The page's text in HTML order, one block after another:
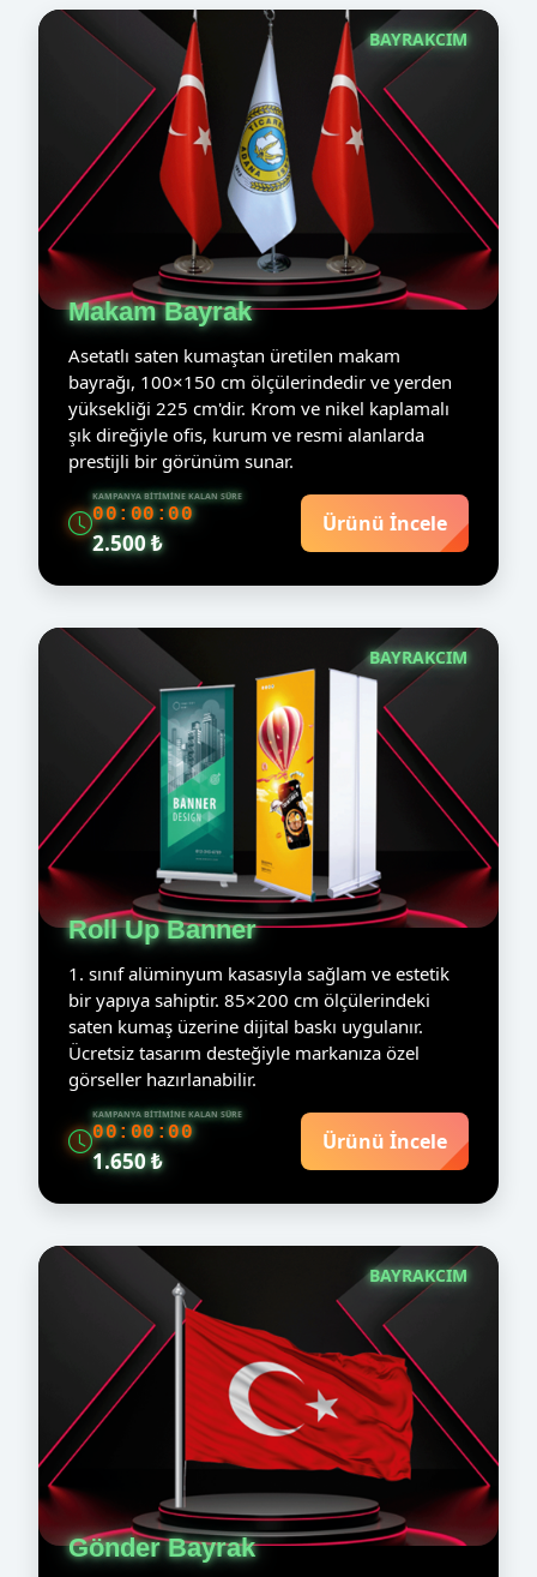
BAYRAKCIM
Makam Bayrak
Asetatlı saten kumaştan üretilen makam
bayrağı, 100×150 cm ölçülerindedir ve yerden
yüksekliği 225 cm'dir. Krom ve nikel kaplamalı
şık direğiyle ofis, kurum ve resmi alanlarda
prestijli bir görünüm sunar.
KAMPANYA BITIMINE KALAN SÜRE
00:00:00
2.500 ₺
Ürünü İncele
BAYRAKCIM
Roll Up Banner
1. sınıf alüminyum kasasıyla sağlam ve estetik
bir yapıya sahiptir. 85×200 cm ölçülerindeki
saten kumaş üzerine dijital baskı uygulanır.
Ücretsiz tasarım desteğiyle markanıza özel
görseller hazırlanabilir.
KAMPANYA BITIMINE KALAN SÜRE
00:00:00
1.650 ₺
Ürünü İncele
BAYRAKCIM
Gönder Bayrak